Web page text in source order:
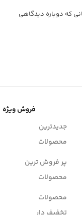
که دوباره دیدگاهی
فروش ویژه
جدیدترین
محصولات
پر فروش ترین
محصولات
محصولات